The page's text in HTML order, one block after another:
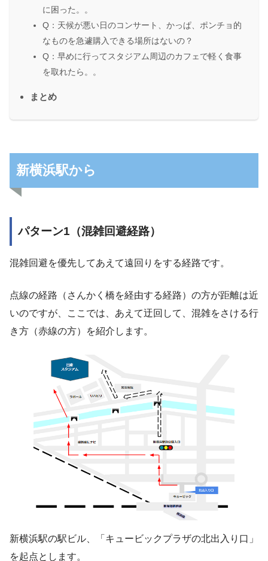
に困った。。
Q：天候が悪い日のコンサート、かっぱ、ポンチョ的
なものを急遽購入できる場所はないの？
Q：早めに行ってスタジアム周辺のカフェで軽く食事
を取れたら。。
まとめ
新横浜駅から
パターン1（混雑回避経路）
混雑回避を優先してあえて遠回りをする経路です。
点線の経路（さんかく橋を経由する経路）の方が距離は近
いのですが、ここでは、あえて迂回して、混雑をさける行
き方（赤線の方）を紹介します。
新横浜駅の駅ビル、「キュービックプラザの北出入り口」
を起点とします。